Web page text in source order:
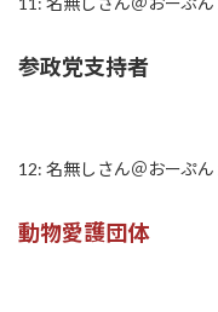
参政党支持者
12: 名無しさん＠おーぷん
動物愛護団体